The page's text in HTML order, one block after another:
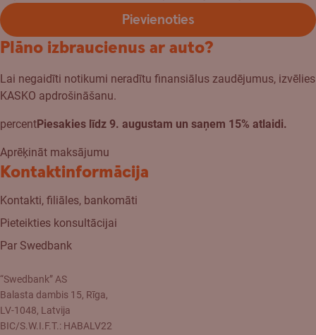
Pievienoties
Plāno izbraucienus ar auto?
Lai negaidīti notikumi neradītu finansiālus zaudējumus, izvēlies
KASKO apdrošināšanu.
percentPiesakies līdz 9. augustam un saņem 15% atlaidi.
Aprēķināt maksājumu
Kontaktinformācija
Kontakti, filiāles, bankomāti
Pieteikties konsultācijai
Par Swedbank
“Swedbank” AS
Balasta dambis 15, Rīga,
LV-1048, Latvija
BIC/S.W.I.F.T.: HABALV22